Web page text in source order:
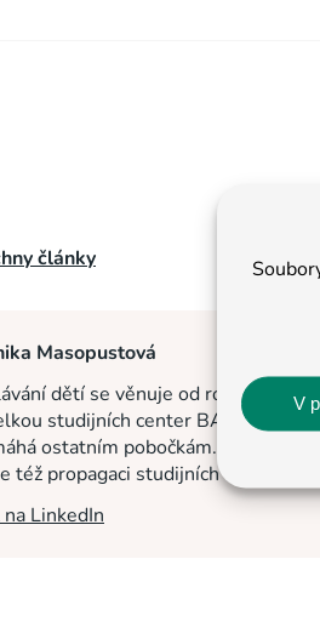
V
články
Masopustová
dětí se věnuje od roku 2013.
studijních center BASIC v
ostatním pobočkám. Na
též propagaci studijních center
LinkedIn